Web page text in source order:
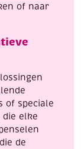
of naar
of speciale
elke
de